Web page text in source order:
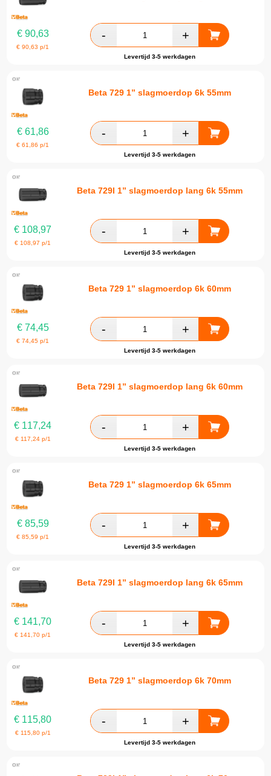
€90,63
€90,63 p/1
Levertijd 3-5 werkdagen
Beta 729 1” slagmoerdop 6k 55mm
€61,86
€61,86 p/1
Levertijd 3-5 werkdagen
Beta 729l 1” slagmoerdop lang 6k 55mm
€ 108,97
€ 108,97 p/1
Levertijd 3-5 werkdagen
Beta 729 1” slagmoerdop 6k 60mm
€74,45
€74,45 p/1
Levertijd 3-5 werkdagen
Beta 729l 1” slagmoerdop lang 6k 60mm
€ 117,24
€ 117,24p/1
Levertijd 3-5 werkdagen
Beta 729 1” slagmoerdop 6k 65mm
€85,59
€85,59 p/1
Levertijd 3-5 werkdagen
Beta 729l 1” slagmoerdop lang 6k 65mm
€ 141,70
€ 141,70 p/1
Levertijd 3-5 werkdagen
Beta 729 1” slagmoerdop 6k 70mm
€ 115,80
€ 115,80p/1
Levertijd 3-5 werkdagen